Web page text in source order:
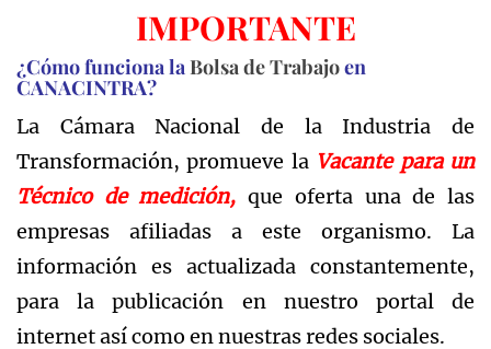
IMPORTANTE
¿Cómo funciona laBolsa de Trabajoen
CANACINTRA?
La Cámara Nacional de la Industria de
Transformación, promueve la Vacante para un
Técnico de medición,que oferta una de las
empresas afiliadas a este organismo. La
información es actualizada constantemente,
para la publicación en nuestro portal de
internet así como en nuestras redes sociales.